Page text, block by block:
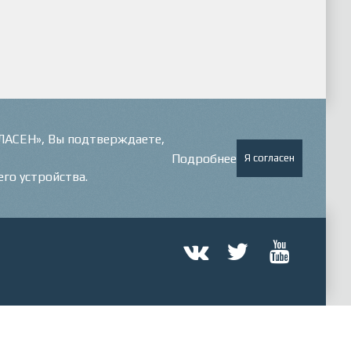
Вы подтверждаете,
устройства.
Подробнее Я согласен